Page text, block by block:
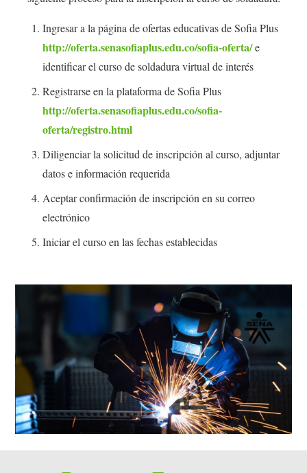
Ingresar a la página de ofertas educativas de Sofia Plus
http://oferta.senasofiaplus.edu.co/sofia-oferta/e
identificar el curso de soldadura virtual de interés
Registrarse en la plataforma de Sofia Plus
http://oferta.senasofiaplus.edu.co/sofia-
oferta/registro.html
Diligenciar la solicitud de inscripción al curso, adjuntar
datos e información requerida
Aceptar confirmación de inscripción en su correo
electrónico
Iniciar el curso en las fechas establecidas